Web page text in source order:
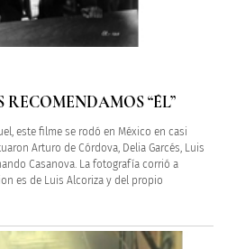
RECOMENDAMOS “ÉL”
este filme se rodó en México en casi
Arturo de Córdova, Delia Garcés, Luis
Casanova. La fotografía corrió a
es de Luis Alcoriza y del propio